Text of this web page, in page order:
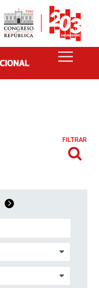
FILTRAR